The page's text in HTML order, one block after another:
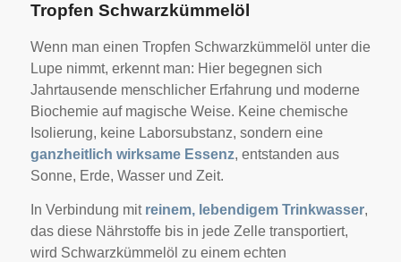
Tropfen Schwarzkümmelöl
Wenn man einen Tropfen Schwarzkümmelöl unter die
Lupe nimmt, erkennt man: Hier begegnen sich
Jahrtausende menschlicher Erfahrung und moderne
Biochemie auf magische Weise. Keine chemische
Isolierung, keine Laborsubstanz, sondern eine
ganzheitlich wirksame Essenz, entstanden aus
Sonne, Erde, Wasser und Zeit.
In Verbindung mit reinem, lebendigem Trinkwasser,
das diese Nährstoffe bis in jede Zelle transportiert,
wird Schwarzkümmelöl zu einem echten